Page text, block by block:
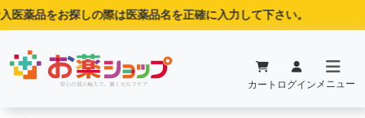
薬品をお探しの際は医薬品名を正確に入力して下さい。
カート ログイン メニュー